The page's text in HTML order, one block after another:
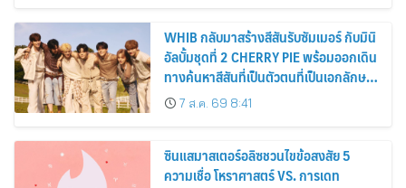
WHIB กลับมาสร้างสีสันรับซัมเมอร์ กับมินิ
อัลบั้มชุดที่ 2 CHERRY PIE พร้อมออกเดิน
ทางค้นหาสีสันที่เป็นตัวตนที่เป็นเอกลักษณ์
ของตัวเอง
7 ส.ค. 69 8:41
ซินแสมาสเตอร์อลิซชวนไขข้อสงสัย 5
ความเชื่อ โหราศาสตร์ VS. การเดท